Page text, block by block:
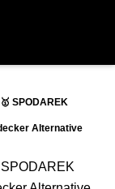
SPODAREK
Alternative